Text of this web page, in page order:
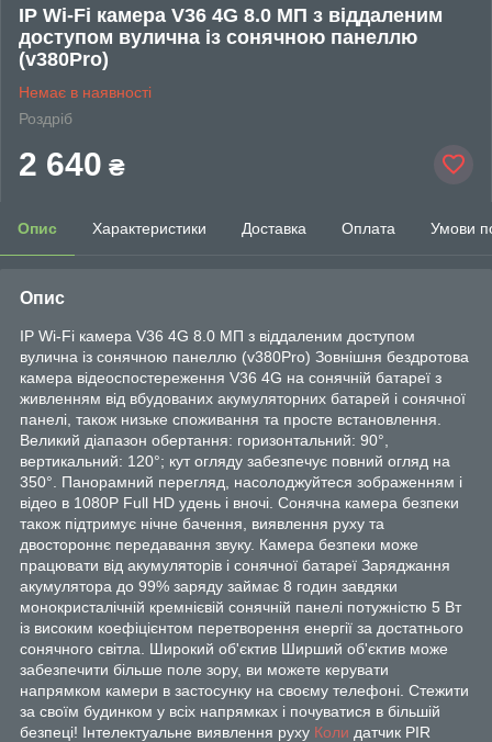
IP Wi-Fi камера V36 4G 8.0 МП з віддаленим
доступом вулична із сонячною панеллю
(v380Pro)
Немає в наявності
Роздріб
2 640 ₴
Опис Характеристики Доставка Оплата Умови
Опис
IP Wi-Fi камера V36 4G 8.0 МП з віддаленим доступом
вулична із сонячною панеллю (v380Pro) Зовнішня бездротова
камера відеоспостереження V36 4G на сонячній батареї з
живленням від вбудованих акумуляторних батарей і сонячної
панелі, також низьке споживання та просте встановлення.
Великий діапазон обертання: горизонтальний: 90°,
вертикальний: 120°; кут огляду забезпечує повний огляд на
350°. Панорамний перегляд, насолоджуйтеся зображенням і
відео в 1080P Full HD удень і вночі. Сонячна камера безпеки
також підтримує нічне бачення, виявлення руху та
двостороннє передавання звуку. Камера безпеки може
працювати від акумуляторів і сонячної батареї Заряджання
акумулятора до 99% заряду займає 8 годин завдяки
монокристалічній кремнієвій сонячній панелі потужністю 5 Вт
із високим коефіцієнтом перетворення енергії за достатнього
сонячного світла. Широкий об'єктив Ширший об'єктив може
забезпечити більше поле зору, ви можете керувати
напрямком камери в застосунку на своєму телефоні. Стежити
за своїм будинком у всіх напрямках і почуватися в більшій
безпеці! Інтелектуальне виявлення руху Коли датчик PIR